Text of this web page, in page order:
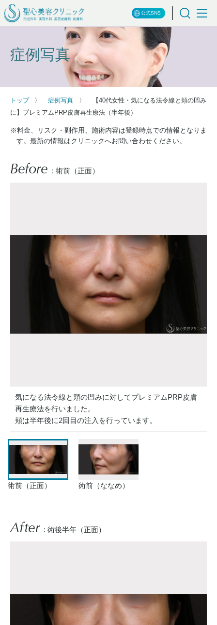
公式SNS
症例写真
トップ 症例写真
【40代女性・気になる法令線と頬の凹み
に】プレミアムPRP皮膚再生療法（半年後）
※料金、リスク・副作用、施術内容は登録時点での情報となりま
す。最新の情報はクリニックへお問い合わせください。
Before : 術前（正面）
気になる法令線と頬の凹みに対してプレミアムPRP皮膚
再生療法を行いました。
頬は半年後に2回目の注入を行っています。
術前（正面） 術前（ななめ）
After : 術後半年（正面）